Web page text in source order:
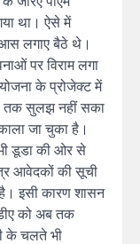
था। ऐसे में
लगाए बैठे थे।
पर विराम लगा
के प्रोजेक्ट में
तक सुलझ नहीं सका
जा चुका है।
डूडा की ओर से
आवेदकों की सूची
इसी कारण शासन
को अब तक
के चलते भी